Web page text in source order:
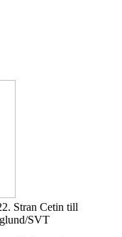
Stran Cetin till
SVT